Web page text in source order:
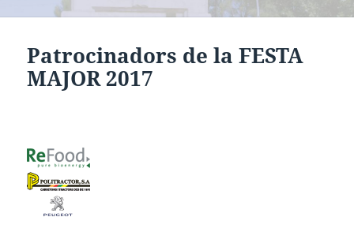
Patrocinadors de la FESTA
MAJOR 2017